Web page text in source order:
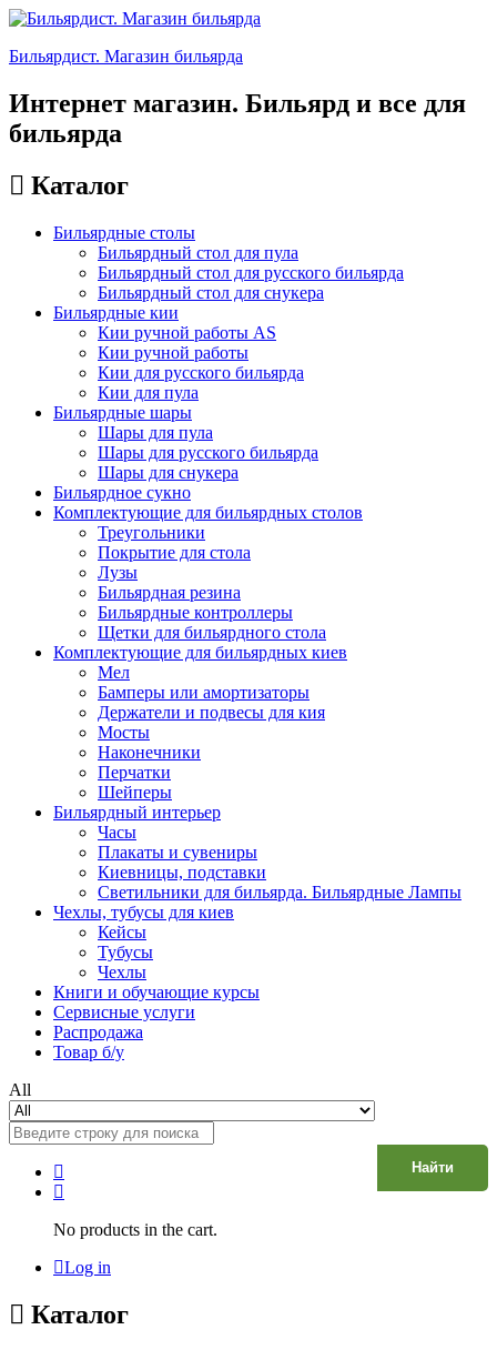
Бильярдист. Магазин бильярда
Интернет магазин. Бильярд и все для
бильярда
Каталог
Бильярдные столы
Бильярдный стол для пула
Бильярдный стол для русского бильярда
Бильярдный стол для снукера
Бильярдные кии
Кии ручной работы AS
Кии ручной работы
Кии для русского бильярда
Кии для пула
Бильярдные шары
Шары для пула
Шары для русского бильярда
Шары для снукера
Бильярдное сукно
Комплектующие для бильярдных столов
Треугольники
Покрытие для стола
Лузы
Бильярдная резина
Бильярдные контроллеры
Щетки для бильярдного стола
Комплектующие для бильярдных киев
Мел
Бамперы или амортизаторы
Держатели и подвесы для кия
Мосты
Наконечники
Перчатки
Шейперы
Бильярдный интерьер
Часы
Плакаты и сувениры
Киевницы, подставки
Светильники для бильярда. Бильярдные Лампы
Чехлы, тубусы для киев
Кейсы
Тубусы
Чехлы
Книги и обучающие курсы
Сервисные услуги
Распродажа
Товар б/у
All
Найти
No products in the cart.
Log in
Каталог